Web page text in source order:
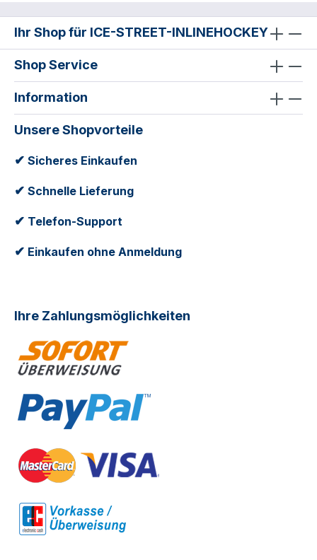
Ihr Shop für ICE-STREET-INLINEHOCKEY
Shop Service
Information
Unsere Shopvorteile
✔ Sicheres Einkaufen
✔ Schnelle Lieferung
✔ Telefon-Support
✔ Einkaufen ohne Anmeldung
Ihre Zahlungsmöglichkeiten